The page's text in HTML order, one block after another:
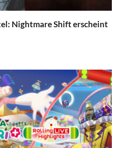
Nightmare Shift erscheint